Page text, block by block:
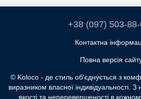
+38 (097) 503-
Контактна
Повна версія
© Koloco - де стиль об'єднується з
виразником власної індивідуальності.
якості та неперевершеності в